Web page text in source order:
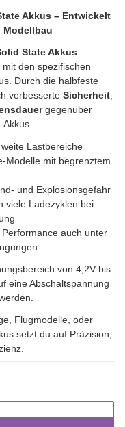
Akkus – Entwickelt
State Akkus
den spezifischen
Durch die halbfeste
verbesserte Sicherheit,
gegenüber
Akkus.
Lastbereiche
Modelle mit begrenztem
und Explosionsgefahr
viele Ladezyklen bei
auch unter
von 4,2V bis
eine Abschaltspannung
Flugmodelle, oder
setzt du auf Präzision,